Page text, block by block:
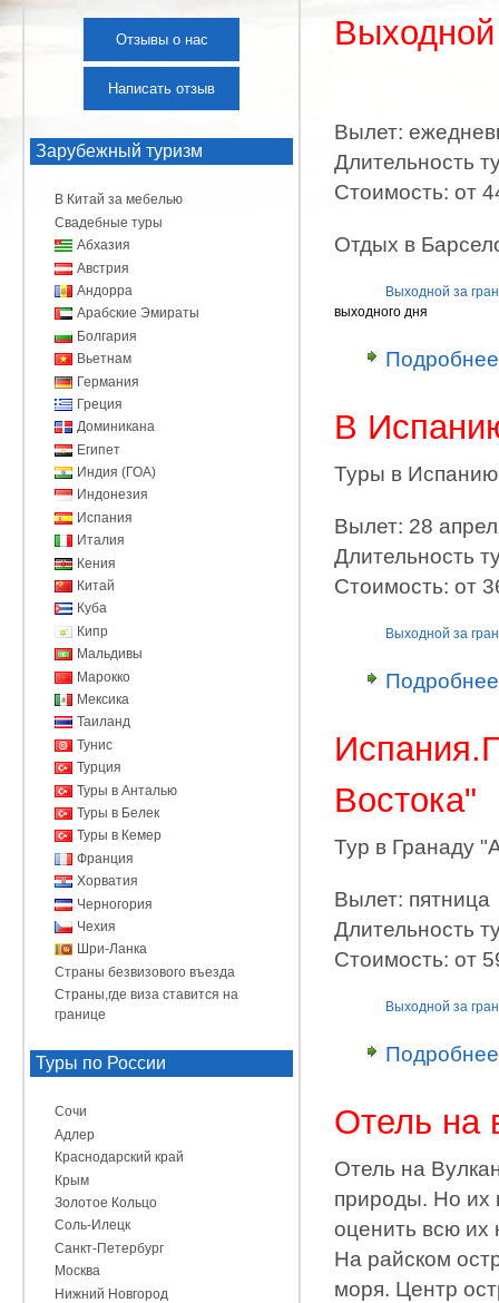
Вылет:
Длительность
Стоимость: от
Отдых в
Выходной за
выходного дня
Подробнее
В
Туры в Испанию
Вылет: 28
Длительность
Стоимость: от
Выходной за
Подробнее
Востока"
Тур в Гранаду
Вылет: пятница
Длительность
Стоимость: от
Выходной за
Подробнее
Отель на
Отель на
природы. Но их
оценить всю их
На райском
моря. Центр
Отзывы о нас
Написать отзыв
Зарубежный туризм
В Китай за мебелью
Свадебные туры
Абхазия
Австрия
Андорра
Арабские Эмираты
Болгария
Вьетнам
Германия
Греция
Доминикана
Египет
Индия (ГОА)
Индонезия
Испания
Италия
Кения
Китай
Куба
Кипр
Мальдивы
Марокко
Мексика
Таиланд
Тунис
Турция
Туры в Анталью
Туры в Белек
Туры в Кемер
Франция
Хорватия
Черногория
Чехия
Шри-Ланка
Страны безвизового въезда
Страны,где виза ставится на
границе
Туры по России
Сочи
Адлер
Краснодарский край
Крым
Золотое Кольцо
Соль-Илецк
Санкт-Петербург
Москва
Нижний Новгород